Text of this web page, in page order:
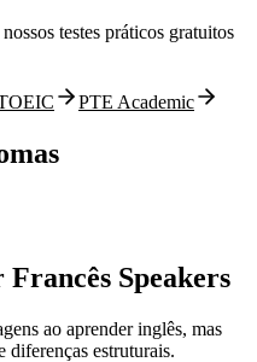
testes práticos gratuitos
PTE Academic
Francês Speakers
ao aprender inglês, mas
diferenças estruturais.